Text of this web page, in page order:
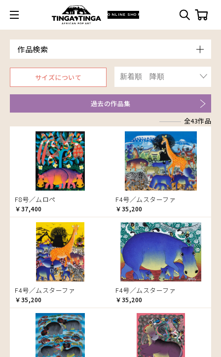
ONLINE SHOP
作品検索
Model
青空
朝焼け
家
イノシシ
イボイノシシ
イルカ
インパラ
うさぎ
お祭り
音楽
カエル
かくれんぼ
家族-親子
カシューナッツの木
カップル
カバ
カメ
カメレオン
木
キリン
サイズについて
過去の作品集
全43作品
F8号／ムロペ
￥37,400
F4号／ムスターファ
￥35,200
F4号／ムスターファ
￥35,200
F4号／ムスターファ
￥35,200